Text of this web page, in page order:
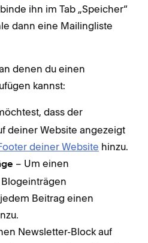
ihn im Tab „Speicher“
dann eine Mailingliste
denen du einen
kannst:
dass der
deiner Website angezeigt
deiner Website hinzu.
– Um einen
Beitrag einen
Newsletter-Block auf